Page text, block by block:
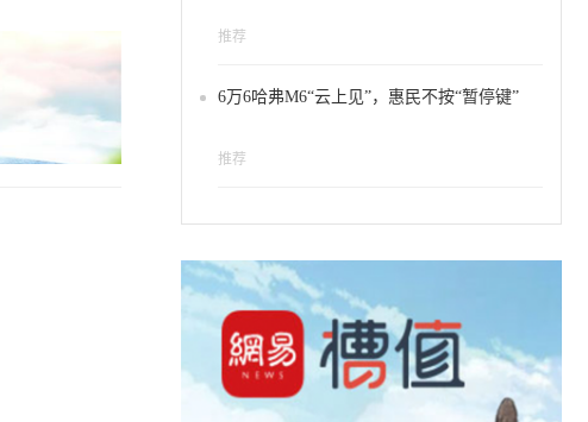
推荐
6万6哈弗M6“云上见”，惠民不按“暂停键”
推荐